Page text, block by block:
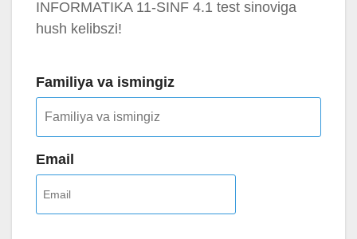
INFORMATIKA 11-SINF 4.1 test sinoviga
hush kelibszi!
Familiya va ismingiz
Email